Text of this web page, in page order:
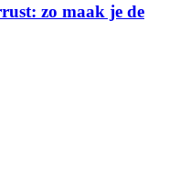
zo maak je de